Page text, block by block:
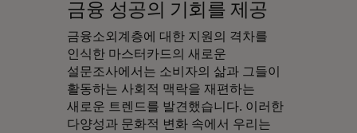
금융 성공의 기회를 제공
금융소외계층에 대한 지원의 격차를
인식한 마스터카드의 새로운
설문조사에서는 소비자의 삶과 그들이
활동하는 사회적 맥락을 재편하는
새로운 트렌드를 발견했습니다. 이러한
다양성과 문화적 변화 속에서 우리는